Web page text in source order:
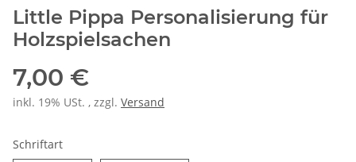
Little Pippa Personalisierung für
Holzspielsachen
7,00 €
inkl. 19% USt. , zzgl. Versand
Schriftart